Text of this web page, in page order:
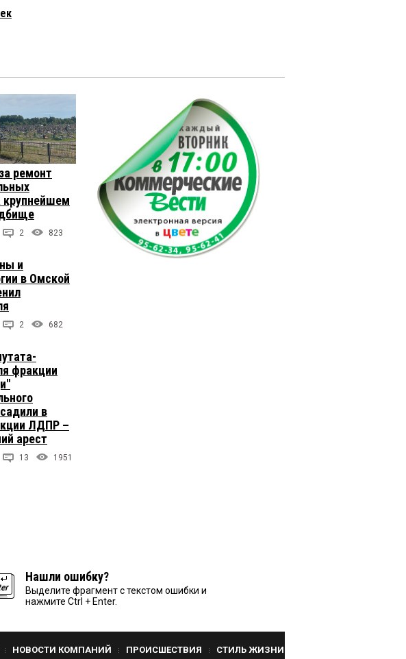
ремонт
крупнейшем
2 823
и
в Омской
2 682
фракции
в
ЛДПР –
арест
13 1951
Нашли ошибку?
Выделите фрагмент с текстом ошибки и
нажмите Ctrl + Enter.
НОВОСТИ КОМПАНИЙ ПРОИСШЕСТВИЯ СТИЛЬ ЖИЗНИ